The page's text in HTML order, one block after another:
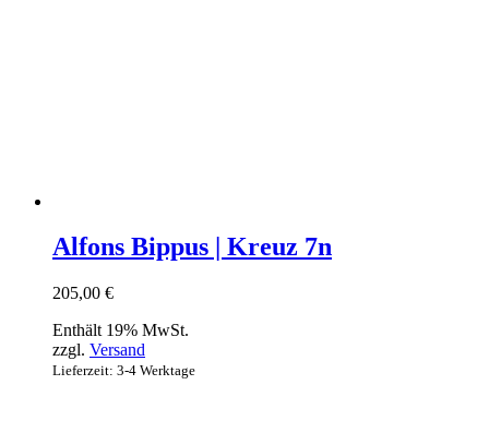
Alfons Bippus | Kreuz 7n
205,00 €
Enthält 19% MwSt.
zzgl. Versand
Lieferzeit: 3-4 Werktage